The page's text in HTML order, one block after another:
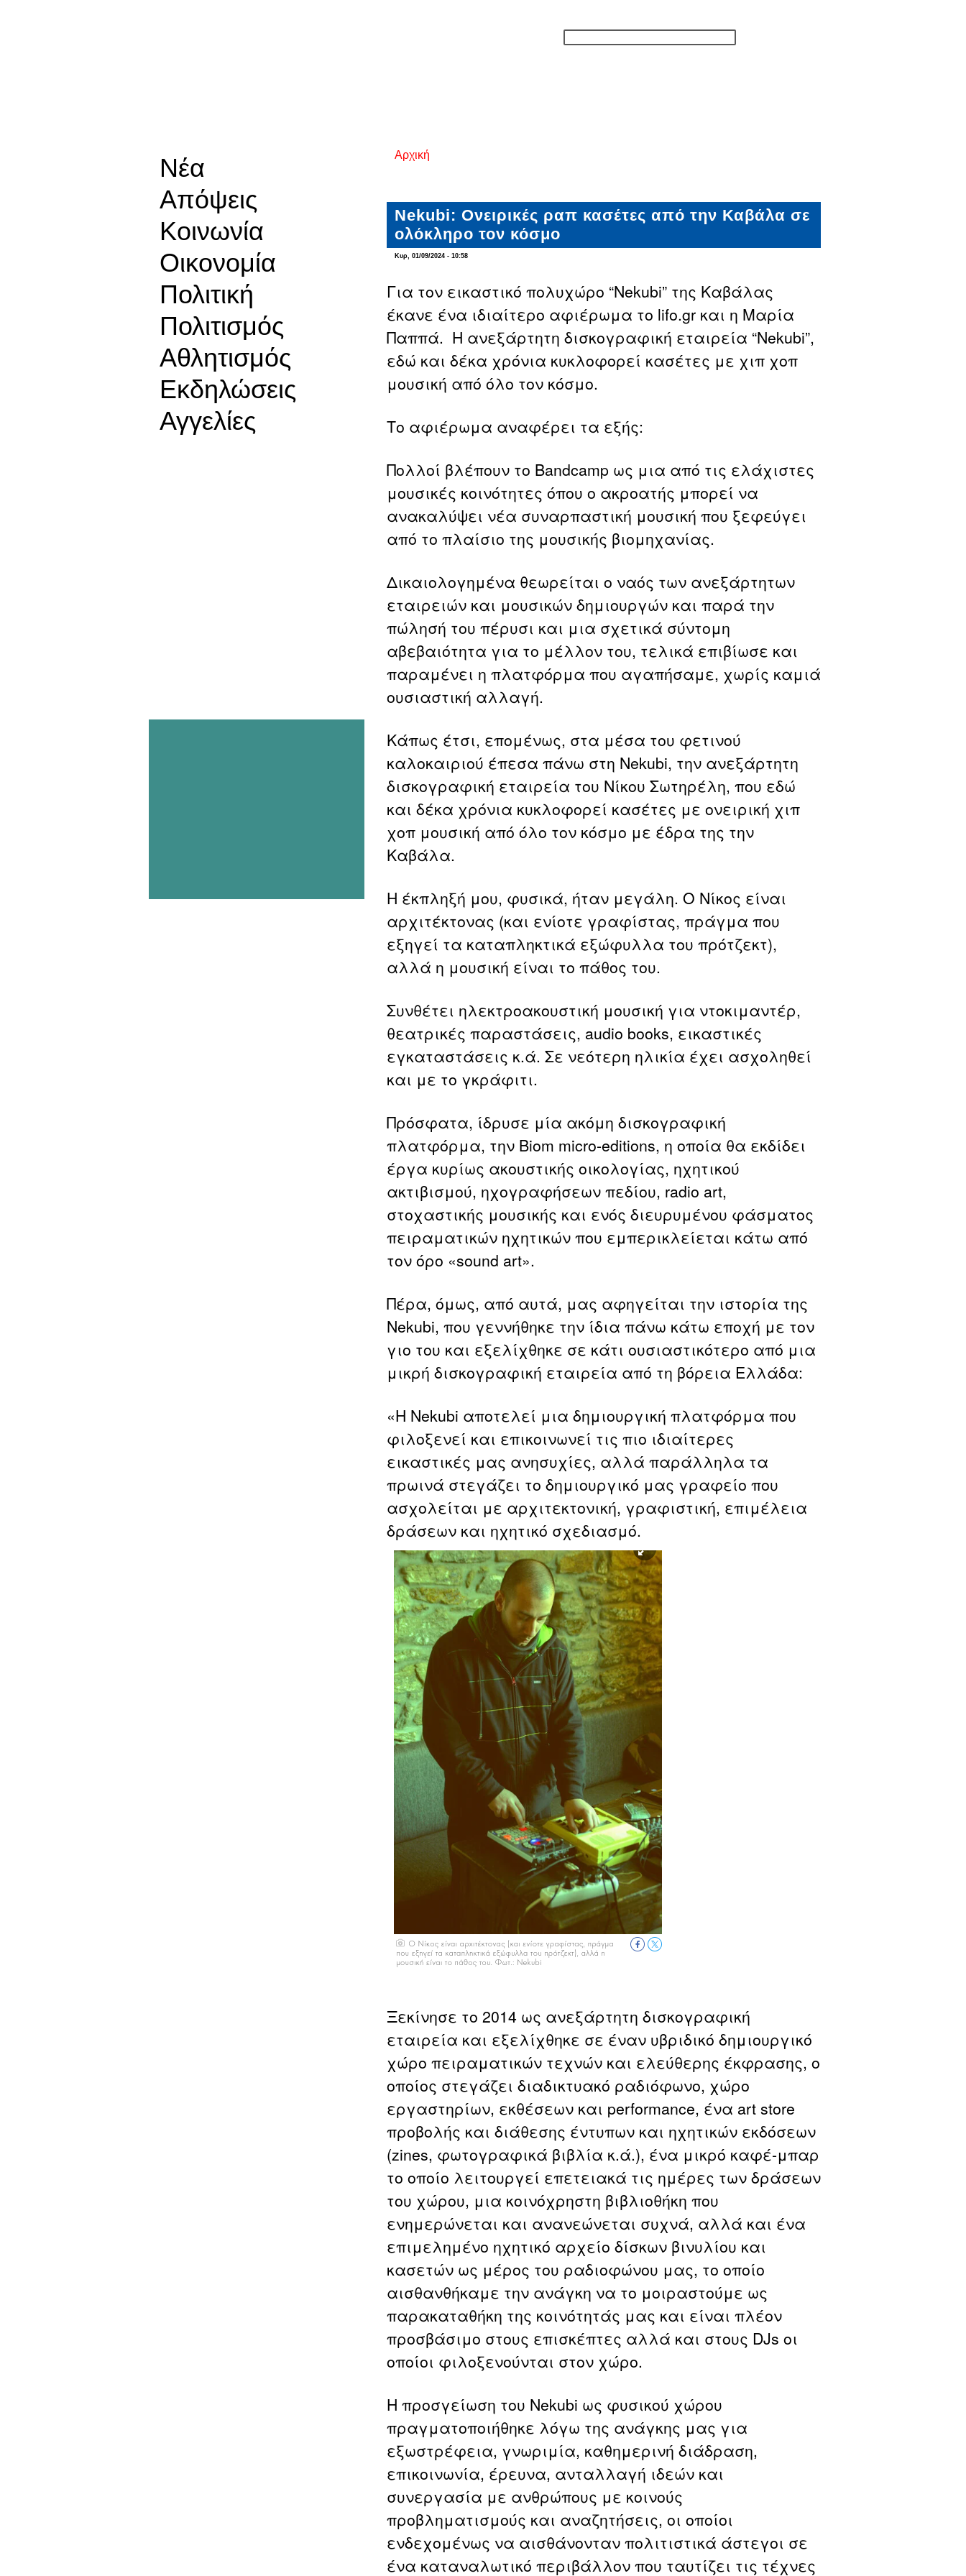
Νέα
Απόψεις
Κοινωνία
Οικονομία
Πολιτική
Πολιτισμός
Αθλητισμός
Εκδηλώσεις
Αγγελίες
Είστε εδώ
Αρχική
Nekubi: Ονειρικές ραπ κασέτες από την Καβάλα σε
ολόκληρο τον κόσμο
Κυρ, 01/09/2024 - 10:58
Για τον εικαστικό πολυχώρο “Nekubi” της Καβάλας
έκανε ένα ιδιαίτερο αφιέρωμα το lifo.gr και η Μαρία
Παππά. H ανεξάρτητη δισκογραφική εταιρεία “Nekubi”,
εδώ και δέκα χρόνια κυκλοφορεί κασέτες με χιπ χοπ
μουσική από όλο τον κόσμο.
Το αφιέρωμα αναφέρει τα εξής:
Πολλοί βλέπουν το Bandcamp ως μια από τις ελάχιστες
μουσικές κοινότητες όπου ο ακροατής μπορεί να
ανακαλύψει νέα συναρπαστική μουσική που ξεφεύγει
από το πλαίσιο της μουσικής βιομηχανίας.
Δικαιολογημένα θεωρείται ο ναός των ανεξάρτητων
εταιρειών και μουσικών δημιουργών και παρά την
πώλησή του πέρυσι και μια σχετικά σύντομη
αβεβαιότητα για το μέλλον του, τελικά επιβίωσε και
παραμένει η πλατφόρμα που αγαπήσαμε, χωρίς καμιά
ουσιαστική αλλαγή.
Κάπως έτσι, επομένως, στα μέσα του φετινού
καλοκαιριού έπεσα πάνω στη Nekubi, την ανεξάρτητη
δισκογραφική εταιρεία του Νίκου Σωτηρέλη, που εδώ
και δέκα χρόνια κυκλοφορεί κασέτες με ονειρική χιπ
χοπ μουσική από όλο τον κόσμο με έδρα της την
Καβάλα.
Η έκπληξή μου, φυσικά, ήταν μεγάλη. Ο Νίκος είναι
αρχιτέκτονας (και ενίοτε γραφίστας, πράγμα που
εξηγεί τα καταπληκτικά εξώφυλλα του πρότζεκτ),
αλλά η μουσική είναι το πάθος του.
Συνθέτει ηλεκτροακουστική μουσική για ντοκιμαντέρ,
θεατρικές παραστάσεις, audio books, εικαστικές
εγκαταστάσεις κ.ά. Σε νεότερη ηλικία έχει ασχοληθεί
και με το γκράφιτι.
Πρόσφατα, ίδρυσε μία ακόμη δισκογραφική
πλατφόρμα, την Biom micro-editions, η οποία θα εκδίδει
έργα κυρίως ακουστικής οικολογίας, ηχητικού
ακτιβισμού, ηχογραφήσεων πεδίου, radio art,
στοχαστικής μουσικής και ενός διευρυμένου φάσματος
πειραματικών ηχητικών που εμπερικλείεται κάτω από
τον όρο «sound art».
Πέρα, όμως, από αυτά, μας αφηγείται την ιστορία της
Nekubi, που γεννήθηκε την ίδια πάνω κάτω εποχή με τον
γιο του και εξελίχθηκε σε κάτι ουσιαστικότερο από μια
μικρή δισκογραφική εταιρεία από τη βόρεια Ελλάδα:
«H Nekubi αποτελεί μια δημιουργική πλατφόρμα που
φιλοξενεί και επικοινωνεί τις πιο ιδιαίτερες
εικαστικές μας ανησυχίες, αλλά παράλληλα τα
πρωινά στεγάζει το δημιουργικό μας γραφείο που
ασχολείται με αρχιτεκτονική, γραφιστική, επιμέλεια
δράσεων και ηχητικό σχεδιασμό.
Ξεκίνησε το 2014 ως ανεξάρτητη δισκογραφική
εταιρεία και εξελίχθηκε σε έναν υβριδικό δημιουργικό
χώρο πειραματικών τεχνών και ελεύθερης έκφρασης, ο
οποίος στεγάζει διαδικτυακό ραδιόφωνο, χώρο
εργαστηρίων, εκθέσεων και performance, ένα art store
προβολής και διάθεσης έντυπων και ηχητικών εκδόσεων
(zines, φωτογραφικά βιβλία κ.ά.), ένα μικρό καφέ-μπαρ
το οποίο λειτουργεί επετειακά τις ημέρες των δράσεων
του χώρου, μια κοινόχρηστη βιβλιοθήκη που
ενημερώνεται και ανανεώνεται συχνά, αλλά και ένα
επιμελημένο ηχητικό αρχείο δίσκων βινυλίου και
κασετών ως μέρος του ραδιοφώνου μας, το οποίο
αισθανθήκαμε την ανάγκη να το μοιραστούμε ως
παρακαταθήκη της κοινότητάς μας και είναι πλέον
προσβάσιμο στους επισκέπτες αλλά και στους DJs οι
οποίοι φιλοξενούνται στον χώρο.
Η προσγείωση του Nekubi ως φυσικού χώρου
πραγματοποιήθηκε λόγω της ανάγκης μας για
εξωστρέφεια, γνωριμία, καθημερινή διάδραση,
επικοινωνία, έρευνα, ανταλλαγή ιδεών και
συνεργασία με ανθρώπους με κοινούς
προβληματισμούς και αναζητήσεις, οι οποίοι
ενδεχομένως να αισθάνονταν πολιτιστικά άστεγοι σε
ένα καταναλωτικό περιβάλλον που ταυτίζει τις τέχνες